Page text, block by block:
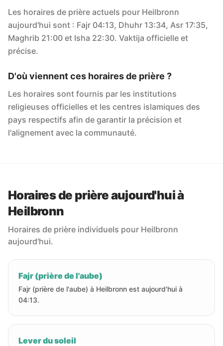
Les horaires de prière actuels pour Heilbronn
aujourd'hui sont : Fajr 04:13, Dhuhr 13:34, Asr 17:35,
Maghrib 21:00 et Isha 22:30. Vaktija officielle et
précise.
D'où viennent ces horaires de prière ?
Les horaires sont fournis par les institutions
religieuses officielles et les centres islamiques des
pays respectifs afin de garantir la précision et
l'alignement avec la communauté.
Horaires de prière aujourd'hui à
Heilbronn
Horaires de prière individuels pour Heilbronn
aujourd'hui.
Fajr (prière de l'aube)
Fajr (prière de l'aube) à Heilbronn est aujourd'hui à
04:13.
Lever du soleil